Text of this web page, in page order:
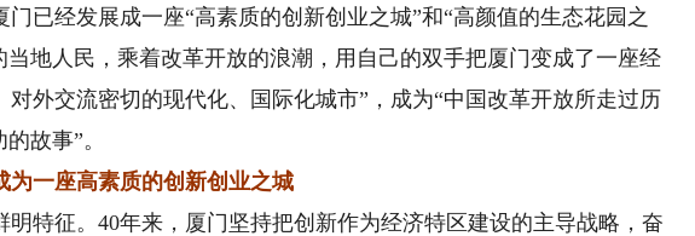
经发展成一座“高素质的创新创业之城”和“高颜值的生态花园之
当地人民，乘着改革开放的浪潮，用自己的双手把厦门变成了一座经
外交流密切的现代化、国际化城市”，成为“中国改革开放所走过历
故事”。
为一座高素质的创新创业之城
征。40年来，厦门坚持把创新作为经济特区建设的主导战略，奋